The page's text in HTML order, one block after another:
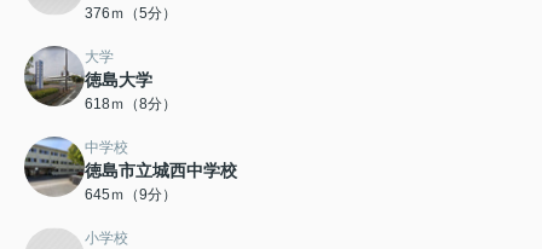
376ｍ（5分）
大学
徳島大学
618ｍ（8分）
中学校
徳島市立城西中学校
645ｍ（9分）
小学校